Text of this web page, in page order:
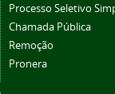
Processo Seletivo
Chamada Pública
Remoção
Pronera